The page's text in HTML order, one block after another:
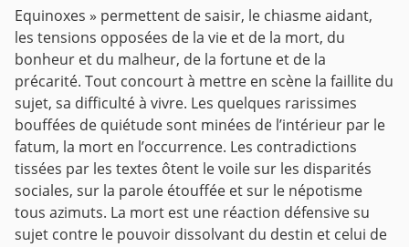
Equinoxes » permettent de saisir, le chiasme aidant,
les tensions opposées de la vie et de la mort, du
bonheur et du malheur, de la fortune et de la
précarité. Tout concourt à mettre en scène la faillite du
sujet, sa difficulté à vivre. Les quelques rarissimes
bouffées de quiétude sont minées de l’intérieur par le
fatum, la mort en l’occurrence. Les contradictions
tissées par les textes ôtent le voile sur les disparités
sociales, sur la parole étouffée et sur le népotisme
tous azimuts. La mort est une réaction défensive su
sujet contre le pouvoir dissolvant du destin et celui de